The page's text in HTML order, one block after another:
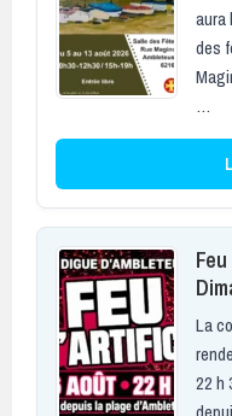
aura
des
…
La
22 h